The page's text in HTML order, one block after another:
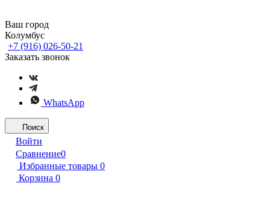
Ваш город
Колумбус
+7 (916) 026-50-21
Заказать звонок
WhatsApp
Поиск
Войти
Сравнение0
Избранные товары 0
Корзина 0